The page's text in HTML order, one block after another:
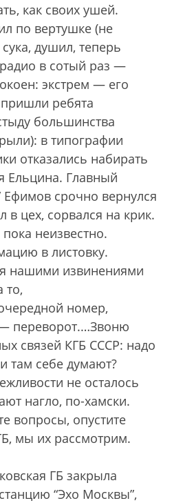
как своих ушей.
по вертушке (не
душил, теперь
в сотый раз —
экстрем — его
ребята
большинства
в типографии
отказались набирать
Ельцина. Главный
Ефимов срочно вернулся
в цех, сорвался на крик.
неизвестно.
в листовку.
нашими извинениями
то,
номер,
переворот.…Звоню
связей КГБ СССР: надо
там себе думают?
не осталось
нагло, по-хамски.
вопросы, опустите
мы их рассмотрим.
ГБ закрыла
“Эхо Москвы”,